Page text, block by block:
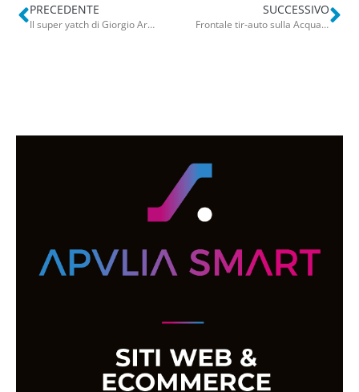
PRECEDENTE
Il super yatch di Giorgio Armani ormeggiato a Gallipoli: vale 65 milioni di dollari
SUCCESSIVO
Frontale tir-auto sulla Acquaviva-Cassano, Bmw distrutta: due feriti gravi. Strada chiusa al traffico